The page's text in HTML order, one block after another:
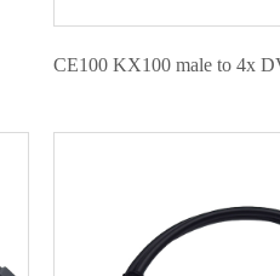
CE100 KX100 male to 4x